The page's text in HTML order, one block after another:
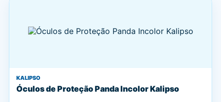
KALIPSO
Óculos de Proteção Panda Incolor Kalipso